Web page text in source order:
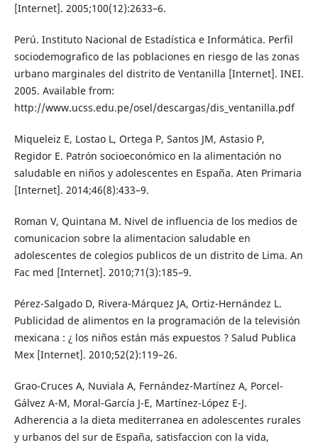
[Internet]. 2005;100(12):2633–6.
Perú. Instituto Nacional de Estadística e Informática. Perfil
sociodemografico de las poblaciones en riesgo de las zonas
urbano marginales del distrito de Ventanilla [Internet]. INEI.
2005. Available from:
http://www.ucss.edu.pe/osel/descargas/dis_ventanilla.pdf
Miqueleiz E, Lostao L, Ortega P, Santos JM, Astasio P,
Regidor E. Patrón socioeconómico en la alimentación no
saludable en niños y adolescentes en España. Aten Primaria
[Internet]. 2014;46(8):433–9.
Roman V, Quintana M. Nivel de influencia de los medios de
comunicacion sobre la alimentacion saludable en
adolescentes de colegios publicos de un distrito de Lima. An
Fac med [Internet]. 2010;71(3):185–9.
Pérez-Salgado D, Rivera-Márquez JA, Ortiz-Hernández L.
Publicidad de alimentos en la programación de la televisión
mexicana : ¿ los niños están más expuestos ? Salud Publica
Mex [Internet]. 2010;52(2):119–26.
Grao-Cruces A, Nuviala A, Fernández-Martínez A, Porcel-
Gálvez A-M, Moral-García J-E, Martínez-López E-J.
Adherencia a la dieta mediterranea en adolescentes rurales
y urbanos del sur de España, satisfaccion con la vida,